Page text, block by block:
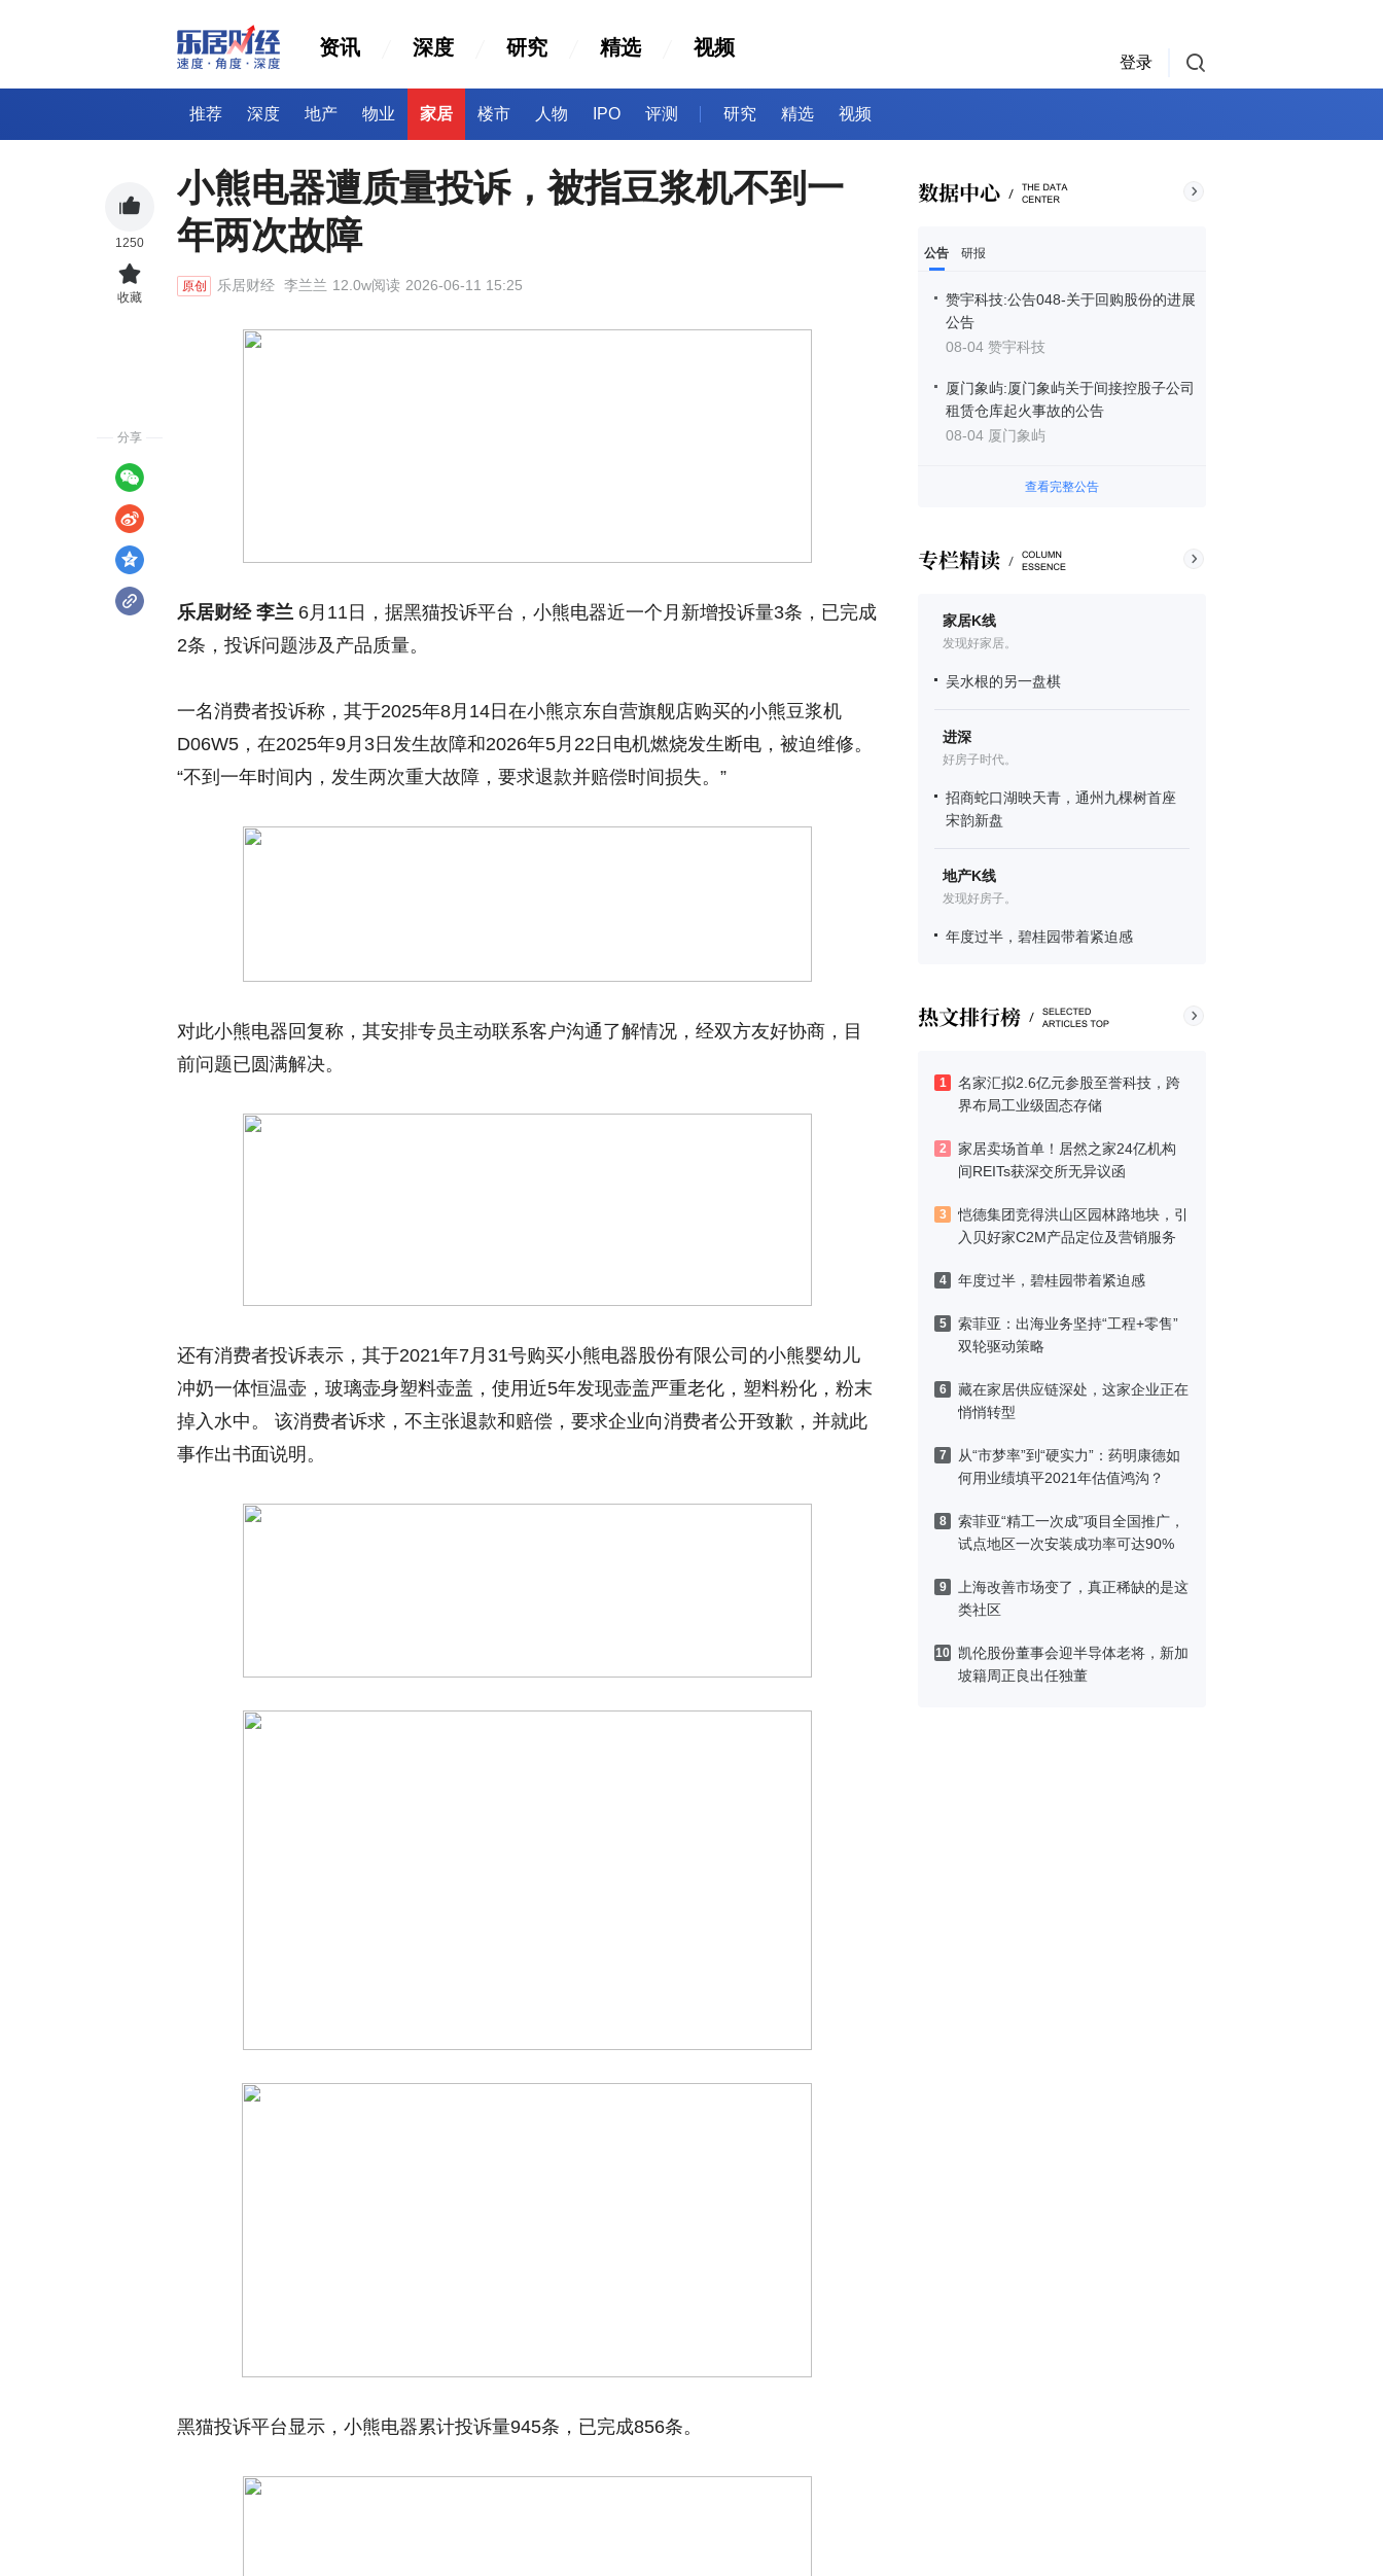
资讯 深度 研究 精选 视频
登录
推荐 深度 地产 物业 家居 楼市 人物 IPO 评测 研究 精选 视频
公告 研报
赞宇科技:公告048-关于回购股份的进展
公告
08-04 赞宇科技
厦门象屿:厦门象屿关于间接控股子公司
租赁仓库起火事故的公告
08-04 厦门象屿
查看完整公告
家居K线
发现好家居。
吴水根的另一盘棋
进深
好房子时代。
招商蛇口湖映天青，通州九棵树首座
宋韵新盘
地产K线
发现好房子。
年度过半，碧桂园带着紧迫感
1
名家汇拟2.6亿元参股至誉科技，跨
界布局工业级固态存储
2
家居卖场首单！居然之家24亿机构
间REITs获深交所无异议函
3
恺德集团竞得洪山区园林路地块，引
入贝好家C2M产品定位及营销服务
4 年度过半，碧桂园带着紧迫感
5
索菲亚：出海业务坚持“工程+零售”
双轮驱动策略
6
藏在家居供应链深处，这家企业正在
悄悄转型
7
从“市梦率”到“硬实力”：药明康德如
何用业绩填平2021年估值鸿沟？
8
索菲亚“精工一次成”项目全国推广，
试点地区一次安装成功率可达90%
9
上海改善市场变了，真正稀缺的是这
类社区
10 凯伦股份董事会迎半导体老将，新加
坡籍周正良出任独董
小熊电器遭质量投诉，被指豆浆机不到一
年两次故障
原创 乐居财经 李兰兰 12.0w阅读 2026-06-11 15:25
乐居财经 李兰 6月11日，据黑猫投诉平台，小熊电器近一个月新增投诉量3条，已完成
2条，投诉问题涉及产品质量。
一名消费者投诉称，其于2025年8月14日在小熊京东自营旗舰店购买的小熊豆浆机
D06W5，在2025年9月3日发生故障和2026年5月22日电机燃烧发生断电，被迫维修。
“不到一年时间内，发生两次重大故障，要求退款并赔偿时间损失。”
对此小熊电器回复称，其安排专员主动联系客户沟通了解情况，经双方友好协商，目
前问题已圆满解决。
还有消费者投诉表示，其于2021年7月31号购买小熊电器股份有限公司的小熊婴幼儿
冲奶一体恒温壶，玻璃壶身塑料壶盖，使用近5年发现壶盖严重老化，塑料粉化，粉末
掉入水中。 该消费者诉求，不主张退款和赔偿，要求企业向消费者公开致歉，并就此
事作出书面说明。
黑猫投诉平台显示，小熊电器累计投诉量945条，已完成856条。
1250
收藏
分享